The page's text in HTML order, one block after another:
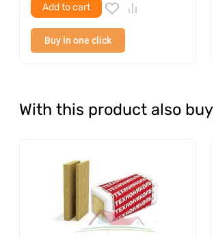
Add to cart
Buy in one click
With this product also buy